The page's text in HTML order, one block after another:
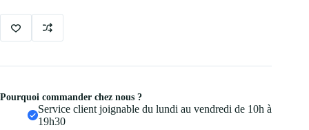
Pourquoi commander chez nous ?
Service client joignable du lundi au vendredi de 10h à
19h30